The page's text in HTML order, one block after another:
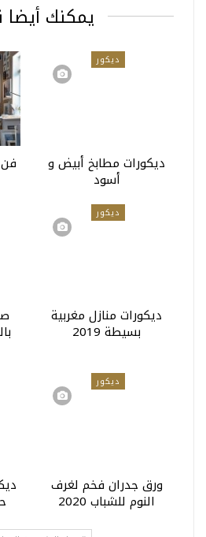
يمكنك أيضا
ديكور
ديكورات مطابخ أبيض و
أسود
ديكور
ديكورات منازل مغربية
بسيطة 2019
ديكور
ورق جدران فخم لغرف
النوم للشباب 2020